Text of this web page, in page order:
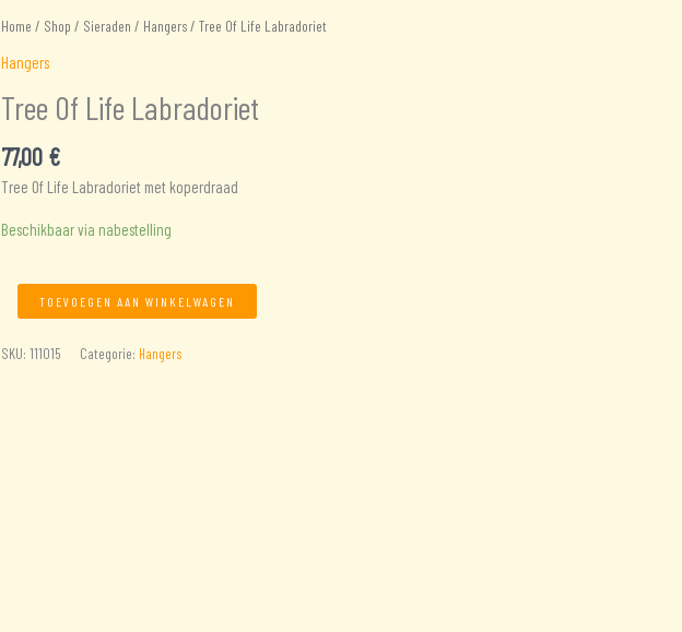
Home / Shop / Sieraden / Hangers/ Tree Of Life Labradoriet
Hangers
Tree Of Life Labradoriet
77,00 €
Tree Of Life Labradoriet met koperdraad
Beschikbaar via nabestelling
Life
TOEVOEGEN AAN WINKELWAGEN
SKU: 111015 Categorie: Hangers